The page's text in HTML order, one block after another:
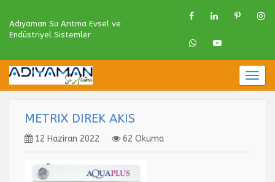
Adıyaman Su Arıtma Evsel ve
Endüstriyel Sistemler
METRIX DIREK AKIS
12 Haziran 2022 62 Okuma